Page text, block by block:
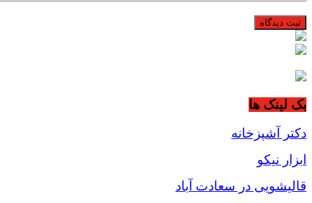
بک لینک ها
دکتر آشپزخانه
ابزار نیکو
قالیشویی در سعادت آباد